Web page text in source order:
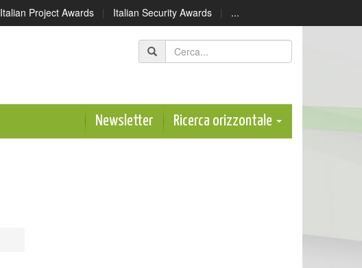
Italian Project Awards | Italian Security Awards | ...
Newsletter Ricerca orizzontale